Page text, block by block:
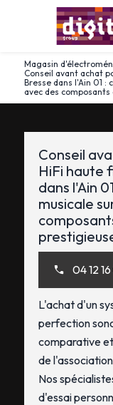
Magasin
Conseil avant achat
Bresse dans l'Ain 01 :
avec des
Conseil
HiFi haute
dans l'Ain
musicale
04 12
L'achat d'un
perfection
comparative
de
Nos
d'essai
Panneau de gestion